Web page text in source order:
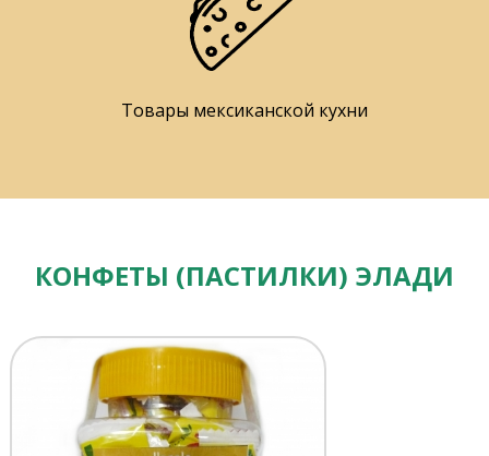
Товары мексиканской кухни
КОНФЕТЫ (ПАСТИЛКИ) ЭЛАДИ